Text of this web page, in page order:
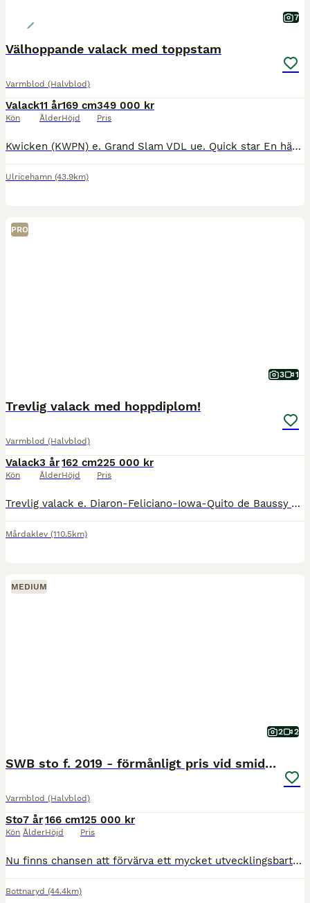
7
Välhoppande valack med toppstam
Varmblod (Halvblod)
Valack
Kön
11 år
Ålder
169 cm
Höjd
349 000 kr
Pris
Kwicken (KWPN) e. Grand Slam VDL ue. Quick star En häst med mycket kapacitet som både är försiktig och modig. Hoppar alla hindertyper. Kan alla skolor i dressyren. Sent tagen som tävlingshäst då fö
Ulricehamn (43.9km)
PRO
3 1
Trevlig valack med hoppdiplom!
Varmblod (Halvblod)
Valack
Kön
3 år
Ålder
162 cm
Höjd
225 000 kr
Pris
Trevlig valack e. Diaron-Feliciano-Iowa-Quito de Baussy Visad på 3 årstest med 9,5-9 i hoppningen. Inriden, röntgad ben, rygg, nacke, hals. Snäll att verka, spola, lasta, köra. Har syskon som har h
Mårdaklev (110.5km)
MEDIUM
2 2
SWB sto f. 2019 - förmånligt pris vid smidig affär
Varmblod (Halvblod)
Sto
Kön
7 år
Ålder
166 cm
Höjd
125 000 kr
Pris
Nu finns chansen att förvärva ett mycket utvecklingsbart och välstammat SWB-sto född 2019, ca 166 cm. E: Nintender, UE: Cabachon. En spännande stam med mycket prestation och kapacitet för framtiden. F
Bottnaryd (44.4km)